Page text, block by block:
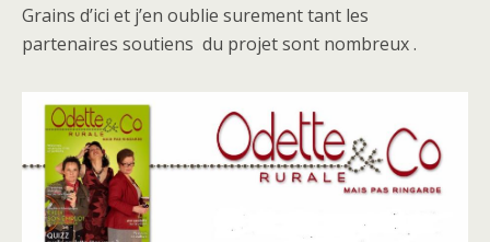
Grains d’ici et j’en oublie surement tant les
partenaires soutiens du projet sont nombreux .